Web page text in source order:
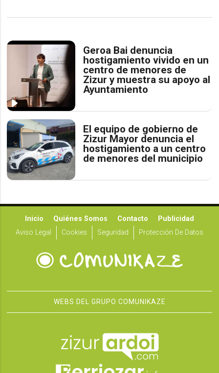
Geroa Bai denuncia
hostigamiento vivido en un
centro de menores de
Zizur y muestra su apoyo al
Ayuntamiento
El equipo de gobierno de
Zizur Mayor denuncia el
hostigamiento a un centro
de menores del municipio
Inicio Quiénes Somos Contacto
Publicidad
Aviso Legal
Cookies Seguridad Protección De Datos
WEBS DEL GRUPO COMUNIKAZE